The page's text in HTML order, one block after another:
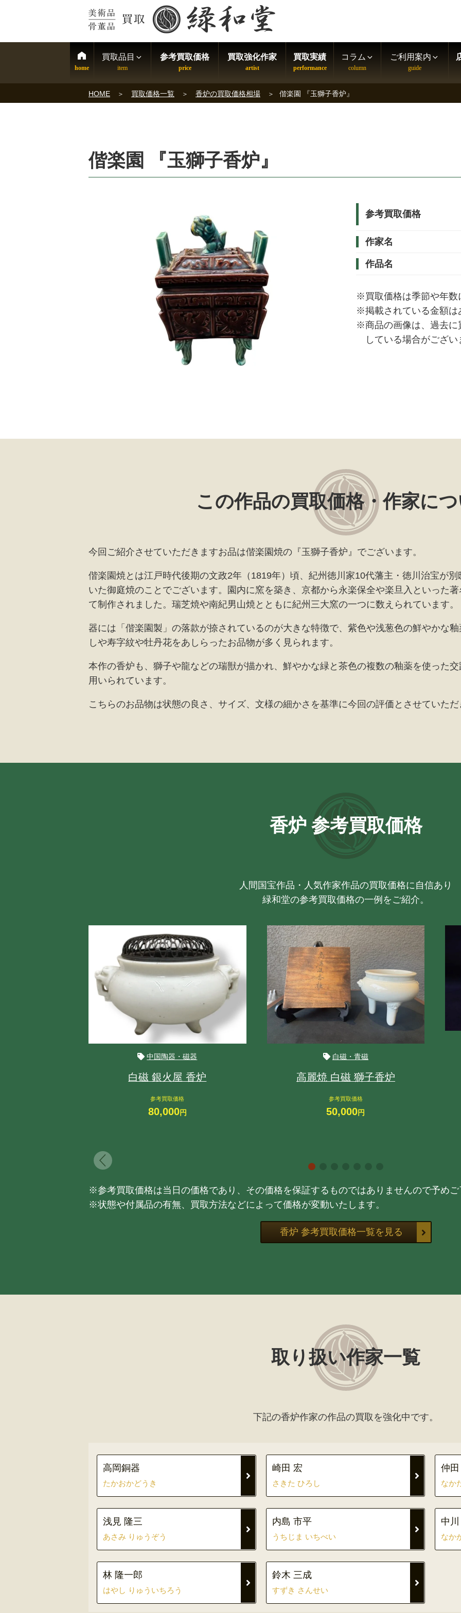
買取品目 参考買取価格 買取強化作家 買取実績 コラム ご利用案内
HOME 買取価格一覧 香炉の買取価格相場 偕楽園 『玉獅子香炉』
偕楽園 『玉獅子香炉』
参考買取価格
作家名
作品名
※買取価格は季節や年数
※掲載されている金額は
※商品の画像は、過去に
している場合がござい
この作品の買取価格・作家に
今回ご紹介させていただきますお品は偕楽園焼の『玉獅子香炉』でございます。
偕楽園焼とは江戸時代後期の文政2年（1819年）頃、紀州徳川家10代藩主・徳川治宝が
いた御庭焼のことでございます。園内に窯を築き、京都から永楽保全や楽旦入といった
て制作されました。 瑞芝焼や南紀男山焼とともに紀州三大窯の一つに数えられています。
器には「偕楽園製」の落款が捺されているのが大きな特徴で、紫色や浅葱色の鮮やかな
しや寿字紋や牡丹花をあしらったお品物が多く見られます。
本作の香炉も、獅子や龍などの瑞獣が描かれ、鮮やかな緑と茶色の複数の釉薬を使った
用いられています。
こちらのお品物は状態の良さ、サイズ、文様の細かさを基準に今回の評価とさせていただ
香炉 参考買取価格
人間国宝作品・人気作家作品の買取価格に自信あり
緑和堂の参考買取価格の一例をご紹介。
中国陶器・磁器
白磁 銀火屋 香炉
参考買取価格
80,000円
白磁・青磁
高麗焼 白磁 獅子香炉
参考買取価格
50,000円
※参考買取価格は当日の価格であり、その価格を保証するものではありませんので予めご
※状態や付属品の有無、買取方法などによって価格が変動いたします。
香炉 参考買取価格一覧を見る
取り扱い作家一覧
下記の香炉作家の作品の買取を強化中です。
高岡銅器
たかおかどうき
崎田 宏
さきた ひろし
仲
なか
浅見 隆三
あさみ りゅうぞう
内島 市平
うちじま いちべい
中
なか
林 隆一郎
はやし りゅういちろう
鈴木 三成
すずき さんせい